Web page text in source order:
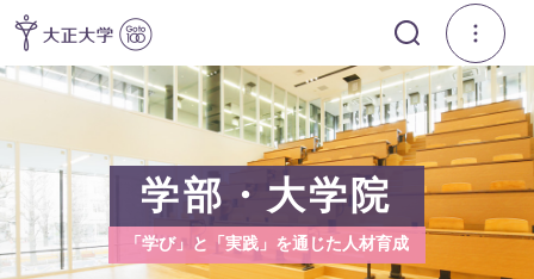
学部・大学院
「学び」と「実践」を通じた人材育成